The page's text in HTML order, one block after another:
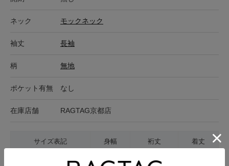
ネック モックネック
袖丈 長袖
柄 無地
ポケット有無 なし
在庫店舗 RAGTAG京都店
サイズ表記 身幅 裄丈 着丈
58cm 103cm